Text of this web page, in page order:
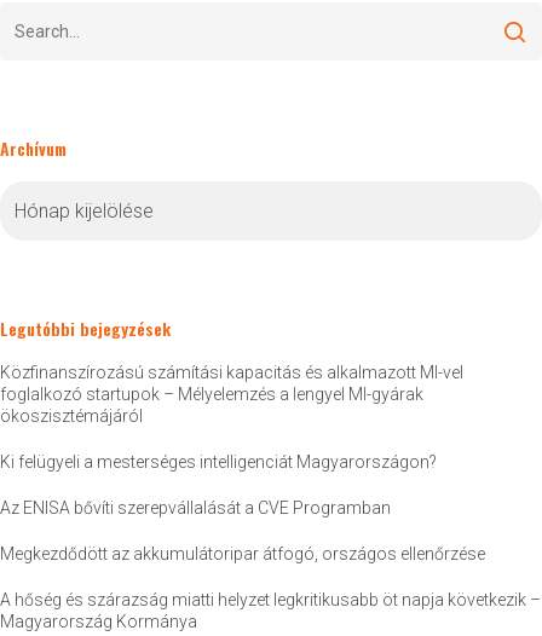
Archívum
Legutóbbi bejegyzések
Közfinanszírozású számítási kapacitás és alkalmazott MI-vel
foglalkozó startupok – Mélyelemzés a lengyel MI-gyárak
ökoszisztémájáról
Ki felügyeli a mesterséges intelligenciát Magyarországon?
Az ENISA bővíti szerepvállalását a CVE Programban
Megkezdődött az akkumulátoripar átfogó, országos ellenőrzése
A hőség és szárazság miatti helyzet legkritikusabb öt napja következik –
Magyarország Kormánya